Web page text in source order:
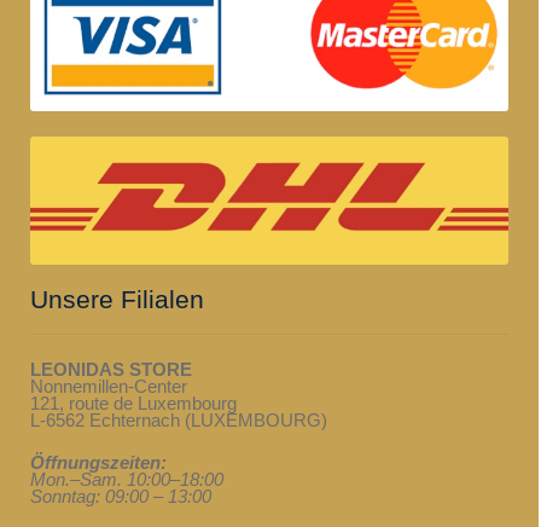
Unsere Filialen
LEONIDAS STORE
Nonnemillen-Center
121, route de Luxembourg
L-6562 Echternach (LUXEMBOURG)
Öffnungszeiten:
Mon.–Sam. 10:00–18:00
Sonntag: 09:00 – 13:00